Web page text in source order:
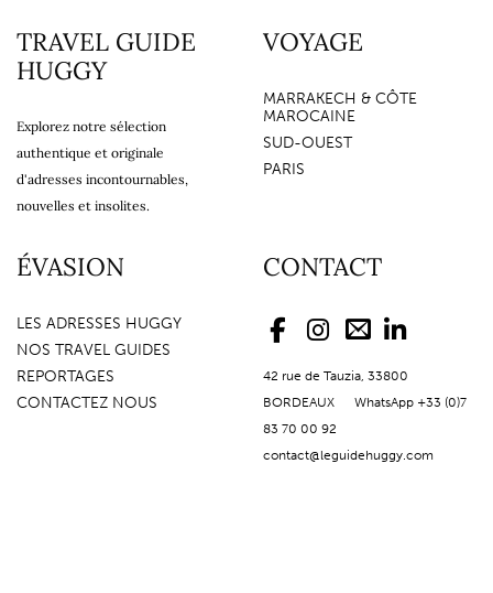
TRAVEL GUIDE
HUGGY
Explorez notre sélection
authentique et originale
d'adresses incontournables,
nouvelles et insolites.
VOYAGE
MARRAKECH & CÔTE
MAROCAINE
SUD-OUEST
PARIS
ÉVASION
LES ADRESSES HUGGY
NOS TRAVEL GUIDES
REPORTAGES
CONTACTEZ NOUS
CONTACT
42 rue de Tauzia, 33800
BORDEAUX WhatsApp +33 (0)7
83 70 00 92
contact@leguidehuggy.com